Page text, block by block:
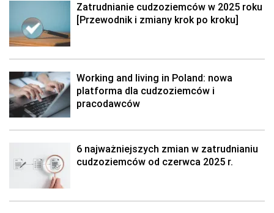
Zatrudnianie cudzoziemców w 2025 roku
[Przewodnik i zmiany krok po kroku]
Working and living in Poland: nowa
platforma dla cudzoziemców i
pracodawców
6 najważniejszych zmian w zatrudnianiu
cudzoziemców od czerwca 2025 r.